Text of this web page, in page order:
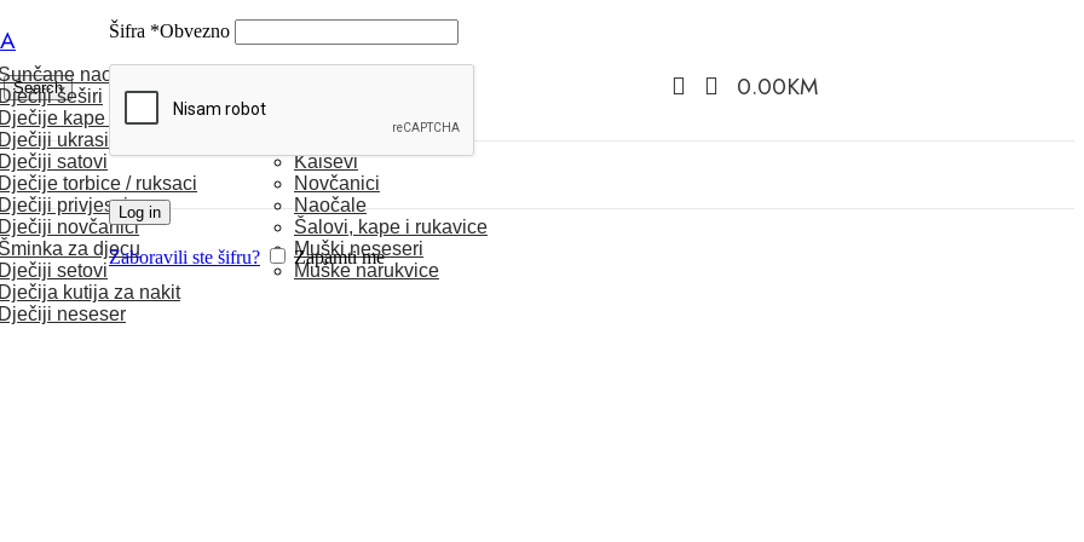
Search
Šifra *Obvezno
Log in
Zaboravili ste šifru? Zapamti me
0.00KM
Sunčane naočale
Dječiji šeširi
kape / rukavice
Dječiji ukrasi za kosu
Dječiji satovi
Dječije torbice / ruksaci
Dječiji privjesci
Dječiji novčanici
Šminka za djecu
Dječiji setovi
Dječija kutija za nakit
Dječiji neseser
Kaiševi
Novčanici
Naočale
Šalovi, kape i rukavice
Muški neseseri
Muške narukvice